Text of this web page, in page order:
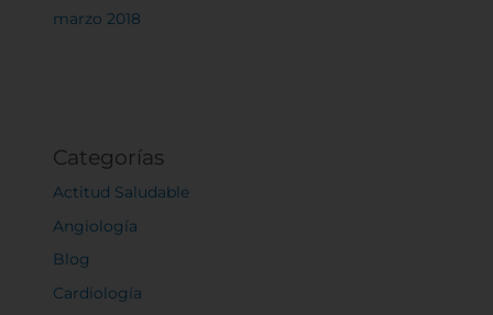
marzo 2018
Categorías
Actitud Saludable
Angiología
Blog
Cardiología